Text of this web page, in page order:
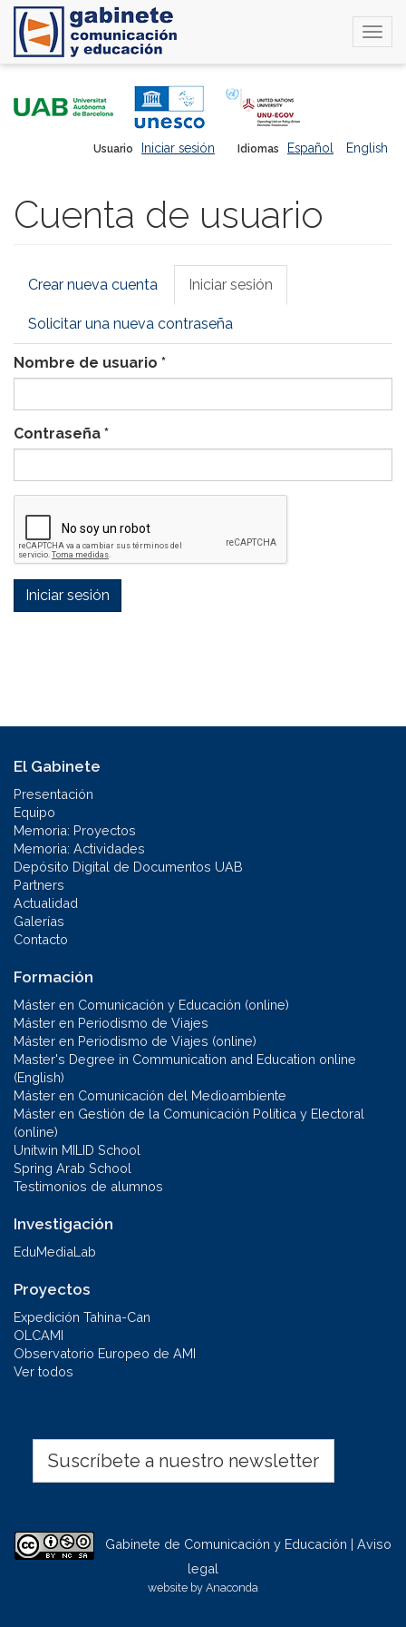
Idiomas Español English
Usuario Iniciar sesión
Cuenta de usuario
Solapas
Crear nueva cuenta Iniciar sesión
activa)
Solicitar una nueva contraseña
Nombre de usuario *
Contraseña *
Iniciar sesión
El Gabinete
Presentación
Equipo
Memoria: Proyectos
Memoria: Actividades
Depósito Digital de Documentos UAB
Partners
Actualidad
Galerías
Contacto
Formación
Máster en Comunicación y Educación (online)
Máster en Periodismo de Viajes
Máster en Periodismo de Viajes (online)
Master's Degree in Communication and Education online
(English)
Máster en Comunicación del Medioambiente
Máster en Gestión de la Comunicación Política y Electoral
(online)
Unitwin MILID School
Spring Arab School
Testimonios de alumnos
Investigación
EduMediaLab
Proyectos
Expedición Tahina-Can
OLCAMI
Observatorio Europeo de AMI
Ver todos
Suscríbete a nuestro newsletter
Gabinete de Comunicación y Educación | Aviso
legal
website by Anaconda